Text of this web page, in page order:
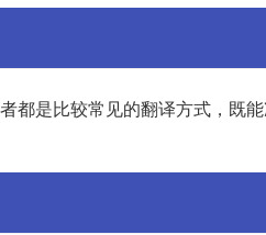
都是比较常见的翻译方式，既